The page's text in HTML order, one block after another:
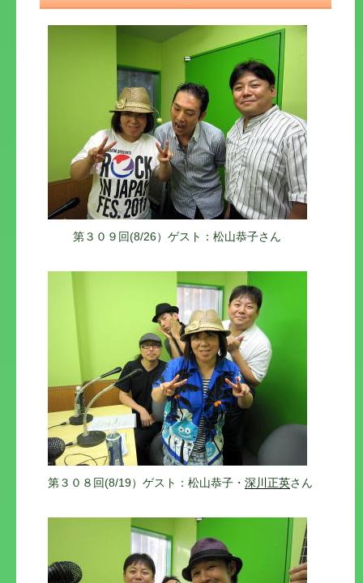
第３０９回(8/26）ゲスト：松山恭子さん
第３０８回(8/19）ゲスト：松山恭子・ 深川正英さん